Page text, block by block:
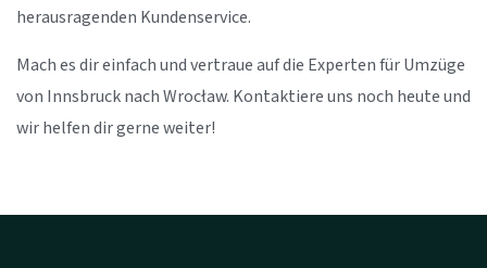
herausragenden Kundenservice.
Mach es dir einfach und vertraue auf die Experten für Umzüge
von Innsbruck nach Wrocław. Kontaktiere uns noch heute und
wir helfen dir gerne weiter!